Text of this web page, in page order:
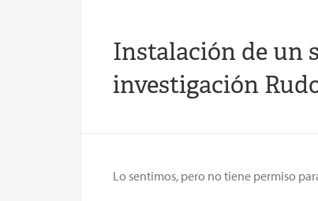
Instalación de un
investigación
Lo sentimos, pero no tiene permiso